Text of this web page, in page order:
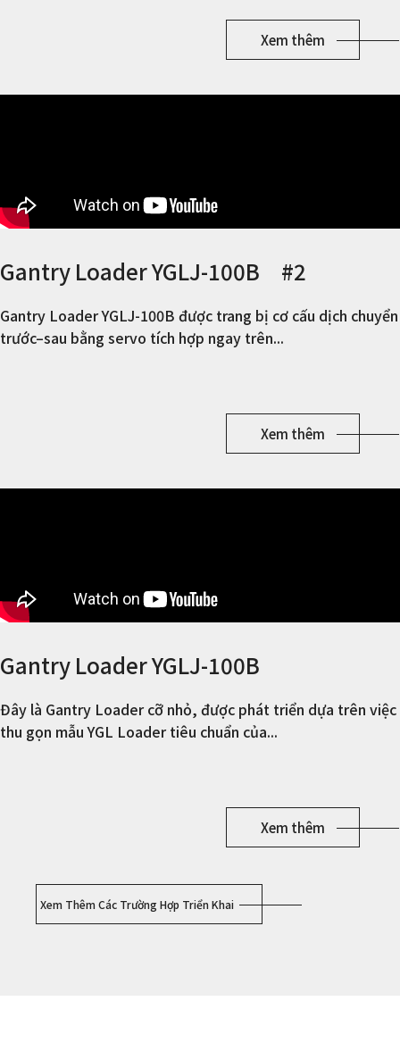
Xem thêm
Gantry Loader YGLJ-100B #2
Gantry Loader YGLJ-100B được trang bị cơ cấu dịch chuyển
trước–sau bằng servo tích hợp ngay trên...
Xem thêm
Gantry Loader YGLJ-100B
Đây là Gantry Loader cỡ nhỏ, được phát triển dựa trên việc
thu gọn mẫu YGL Loader tiêu chuẩn của...
Xem thêm
Xem Thêm Các Trường Hợp Triển Khai